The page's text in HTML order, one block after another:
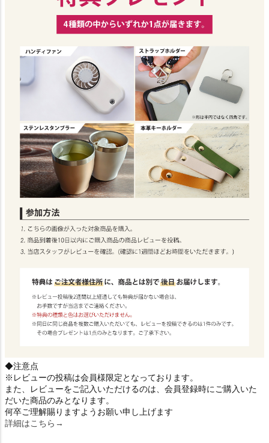
◆注意点
※レビューの投稿は会員様限定となっております。
また、レビューをご記入いただけるのは、会員登録時にご購入いた
だいた商品のみとなります。
何卒ご理解賜りますようお願い申し上げます
詳細はこちら→